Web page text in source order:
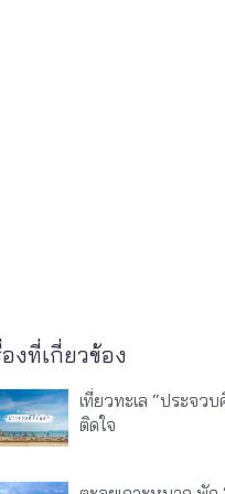
องที่เกี่ยวข้อง
เที่ยวทะเล “ประจว
ติดใจ